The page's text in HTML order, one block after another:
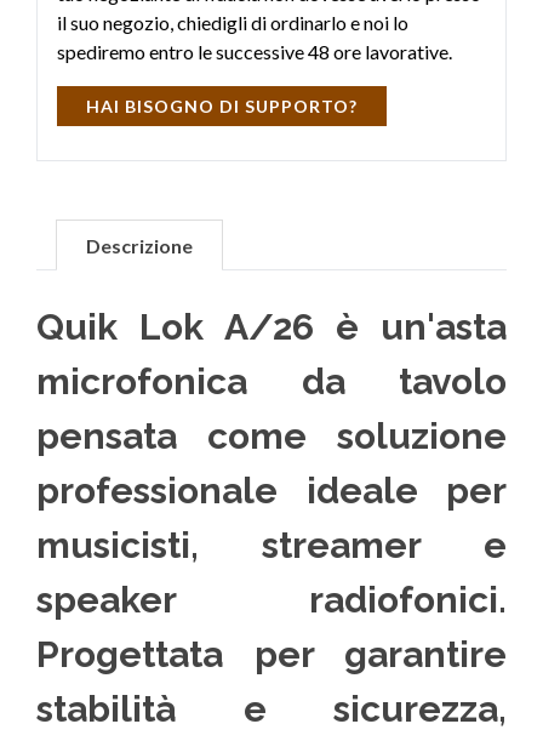
il suo negozio, chiedigli di ordinarlo e noi lo
spediremo entro le successive 48 ore lavorative.
HAI BISOGNO DI SUPPORTO?
Descrizione
Quik Lok A/26 è un'asta
microfonica da tavolo
pensata come soluzione
professionale ideale per
musicisti, streamer e
speaker radiofonici.
Progettata per garantire
stabilità e sicurezza,